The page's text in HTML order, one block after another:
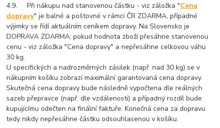
4.9. Při nákupu nad stanovenou částku - viz záložka "Cena
dopravy" je balné a poštovné v rámci ČR ZDARMA, případné
výjimky se řídí aktuálním ceníkem dopravy. Na Slovensko je
DOPRAVA ZDARMA, pokud hodnota zboží přesáhne stanovenou
cenu - viz záložka "Cena dopravy" a nepřesáhne celkovou váhu
30 kg.
U specifických a nadrozměrných zásilek (např. nad 30 kg) se v
nákupním košíku zobrazí maximální garantovaná cena dopravy.
Skutečná cena dopravy bude následně vypočtena dle reálných
sazeb přepravce (např. dle vzdálenosti) a případný rozdíl bude
kupujícímu odečten na finální faktuře. Konečná cena za dopravu
tedy nikdy nepřesáhne částku odsouhlasenou v košíku.